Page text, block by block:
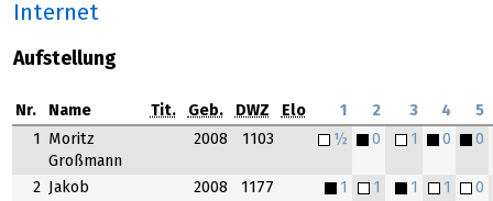
Internet
Aufstellung
Nr. Name Tit. Geb. DWZ Elo 1 2 3 4 5
1
Moritz
Großmann
2008 1103 ½ 0 1 0 0
2
Jakob
2008 1177 1 1 1 1 0